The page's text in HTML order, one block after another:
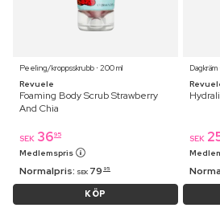
Peeling/kroppsskrubb ⋅ 200 ml
Revuele
Foaming Body Scrub Strawberry
And Chia
SEK 3695
Medlemspris
Normalpris: SEK 79 95
KÖP
Dagkräm
SEK